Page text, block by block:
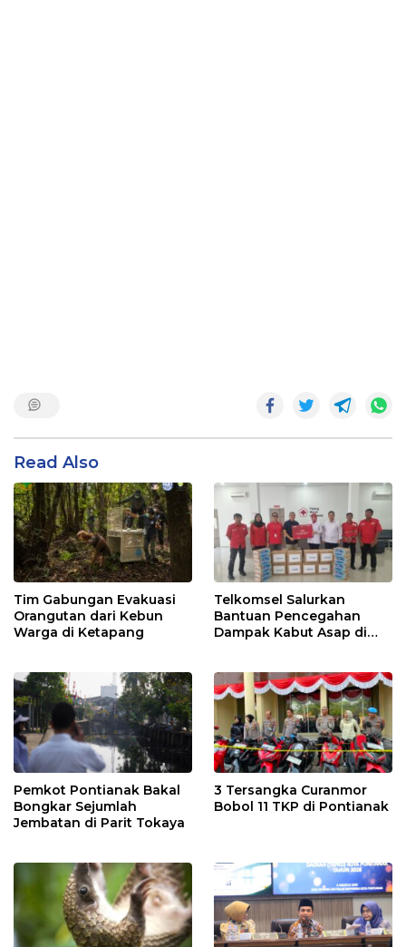
Read Also
Tim Gabungan Evakuasi
Orangutan dari Kebun
Warga di Ketapang
Telkomsel Salurkan
Bantuan Pencegahan
Dampak Kabut Asap di
Pemkot Pontianak Bakal
Bongkar Sejumlah
Jembatan di Parit Tokaya
3 Tersangka Curanmor
Bobol 11 TKP di Pontianak